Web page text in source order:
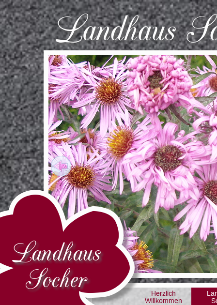
Landhaus
Landhaus
Socher
Herzlich
Willkommen